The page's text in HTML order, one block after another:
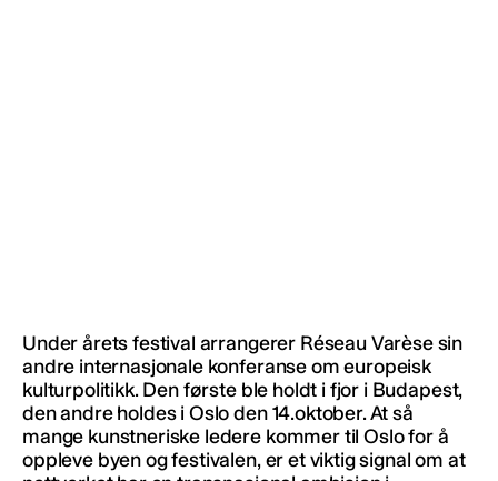
Under årets festival arrangerer Réseau Varèse sin
andre internasjonale konferanse om europeisk
kulturpolitikk. Den første ble holdt i fjor i Budapest,
den andre holdes i Oslo den 14.oktober. At så
mange kunstneriske ledere kommer til Oslo for å
oppleve byen og festivalen, er et viktig signal om at